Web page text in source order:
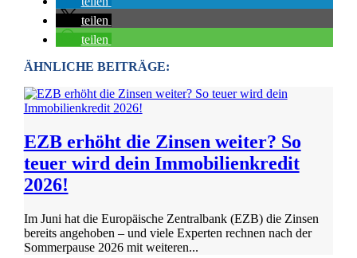
teilen
teilen
ÄHNLICHE BEITRÄGE:
EZB erhöht die Zinsen weiter? So
teuer wird dein Immobilienkredit
2026!
Im Juni hat die Europäische Zentralbank (EZB) die Zinsen
bereits angehoben – und viele Experten rechnen nach der
Sommerpause 2026 mit weiteren...